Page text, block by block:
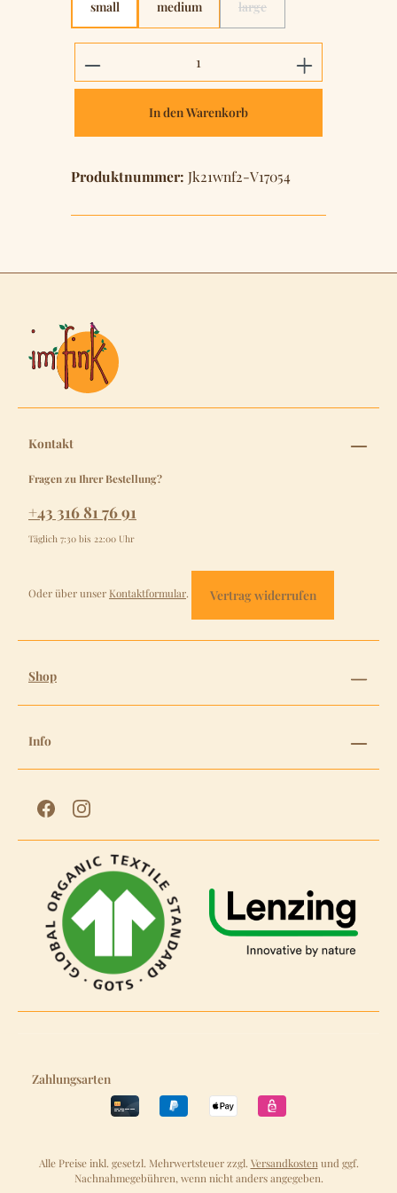
small medium large
(Diese Option ist zurzeit
Produkt Anzahl: Gib den
In den Warenkorb
Produktnummer: Jk21wnf2-V17054
Kontakt
Fragen zu Ihrer Bestellung?
+43 316 81 76 91
Täglich 7:30 bis 22:00 Uhr
Oder über unser Kontaktformular. Vertrag widerrufen
Shop
Info
Zahlungsarten
Alle Preise inkl. gesetzl. Mehrwertsteuer zzgl. Versandkosten und ggf.
Nachnahmegebühren, wenn nicht anders angegeben.